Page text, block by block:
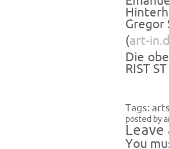
Gregor
(art-
Die
RIST
Tags: arts
posted by
Leave
You